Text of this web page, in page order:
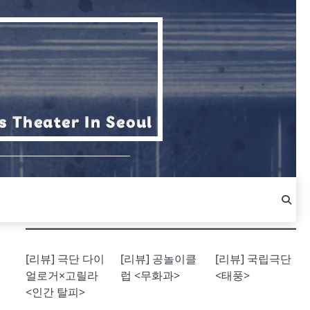
[리뷰] 극단 다이
얼로거×고릴라
<인간 탈피>
[리뷰] 공놀이클
럽 <무화과>
[리뷰] 국립극단
<태풍>